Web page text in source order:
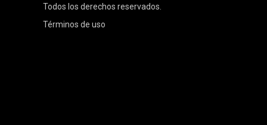
Todos los derechos reservados.
Términos de uso